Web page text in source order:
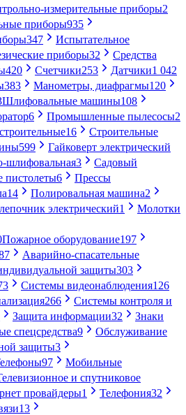
измерительные приборы2
приборы935
347
Испытательное
приборы32
Средства
420 Счетчики253 Датчики1 042
383 Манометры, диафрагмы120
Шлифовальные машины108
6 Промышленные пылесосы2
16
Строительные
599
Гайковерт электрический
шлифовальная3
Садовый
пистолеты6
Прессы
14 Полировальная машина2
электрический1
Молотки
Пожарное оборудование197
Аварийно-спасательные
защиты303
Системы видеонаблюдения126
266
Системы контроля и
Защита информации32
Знаки
спецсредства9
Обслуживание
защиты3
97
Мобильные
и спутниковое
провайдеры1 Телефония32
13